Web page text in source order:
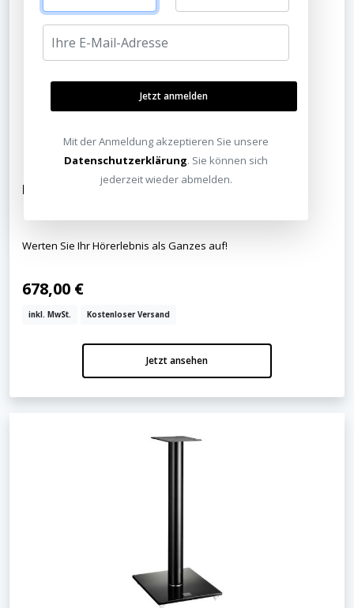
Monitor Audio ST-2 Standfuß
Werten Sie Ihr Hörerlebnis als Ganzes auf!
678,00 €
inkl. MwSt. Kostenloser Versand
Jetzt ansehen
Jetzt anmelden
Mit der Anmeldung akzeptieren Sie unsere
Datenschutzerklärung. Sie können sich
jederzeit wieder abmelden.